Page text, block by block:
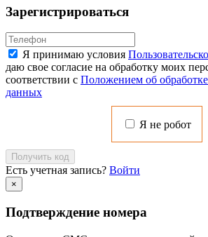
Зарегистрироваться
Я принимаю условия
даю свое согласие на обработку моих
соответствии с Положением об
данных
Я не робот
Получить код
Есть учетная запись? Войти
×
Подтверждение номера